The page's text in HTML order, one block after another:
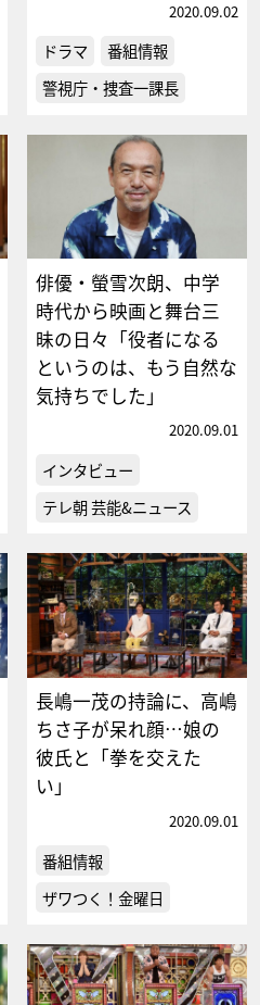
2020.09.02
ドラマ
番組情報
警視庁・捜査一課長
俳優・螢雪次朗、中学
時代から映画と舞台三
昧の日々「役者になる
というのは、もう自然な
気持ちでした」
2020.09.01
インタビュー
テレ朝 芸能&ニュース
長嶋一茂の持論に、高嶋
ちさ子が呆れ顔…娘の
彼氏と「拳を交えた
い」
2020.09.01
番組情報
ザワつく！金曜日